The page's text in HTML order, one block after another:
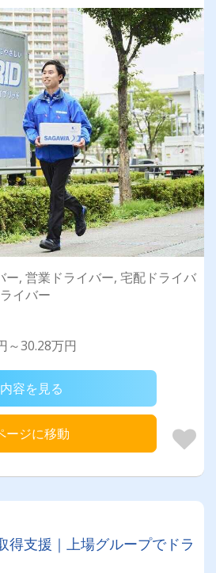
ー, 営業ドライバー, 宅配ドライバ
イバー
～30.28万円
容を見る
ージに移動
得支援｜上場グループでドラ